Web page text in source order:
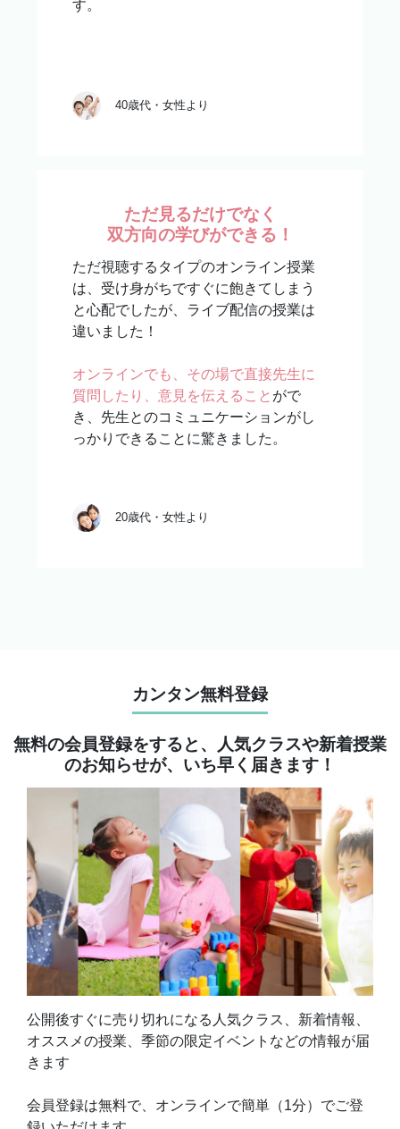
す。
40歳代・女性より
ただ見るだけでなく
双方向の学びができる！
ただ視聴するタイプのオンライン授業
は、受け身がちですぐに飽きてしまう
と心配でしたが、ライブ配信の授業は
違いました！
オンラインでも、その場で直接先生に
質問したり、意見を伝えることがで
き、先生とのコミュニケーションがし
っかりできることに驚きました。
20歳代・女性より
カンタン無料登録
無料の会員登録をすると、人気クラスや新着授業
のお知らせが、いち早く届きます！
公開後すぐに売り切れになる人気クラス、新着情報、
オススメの授業、季節の限定イベントなどの情報が届
きます
会員登録は無料で、オンラインで簡単（1分）でご登